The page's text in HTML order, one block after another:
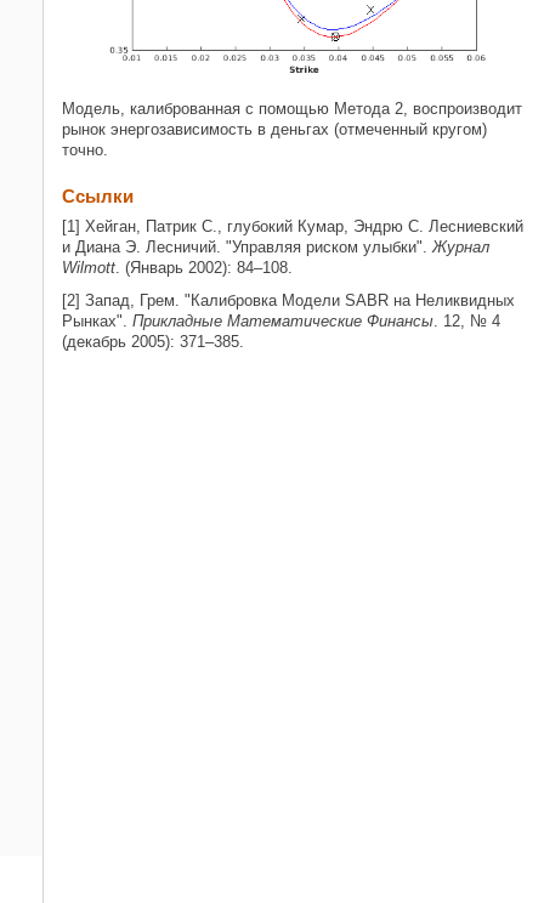
Модель, калиброванная с помощью Метода 2, воспроизводит
рынок энергозависимость в деньгах (отмеченный кругом)
точно.
Ссылки
[1] Хейган, Патрик С., глубокий Кумар, Эндрю С. Лесниевский
и Диана Э. Лесничий. "Управляя риском улыбки".Журнал
Wilmott. (Январь 2002): 84–108.
[2] Запад, Грем. "Калибровка Модели SABR на Неликвидных
Рынках". Прикладные Математические Финансы. 12, № 4
(декабрь 2005): 371–385.